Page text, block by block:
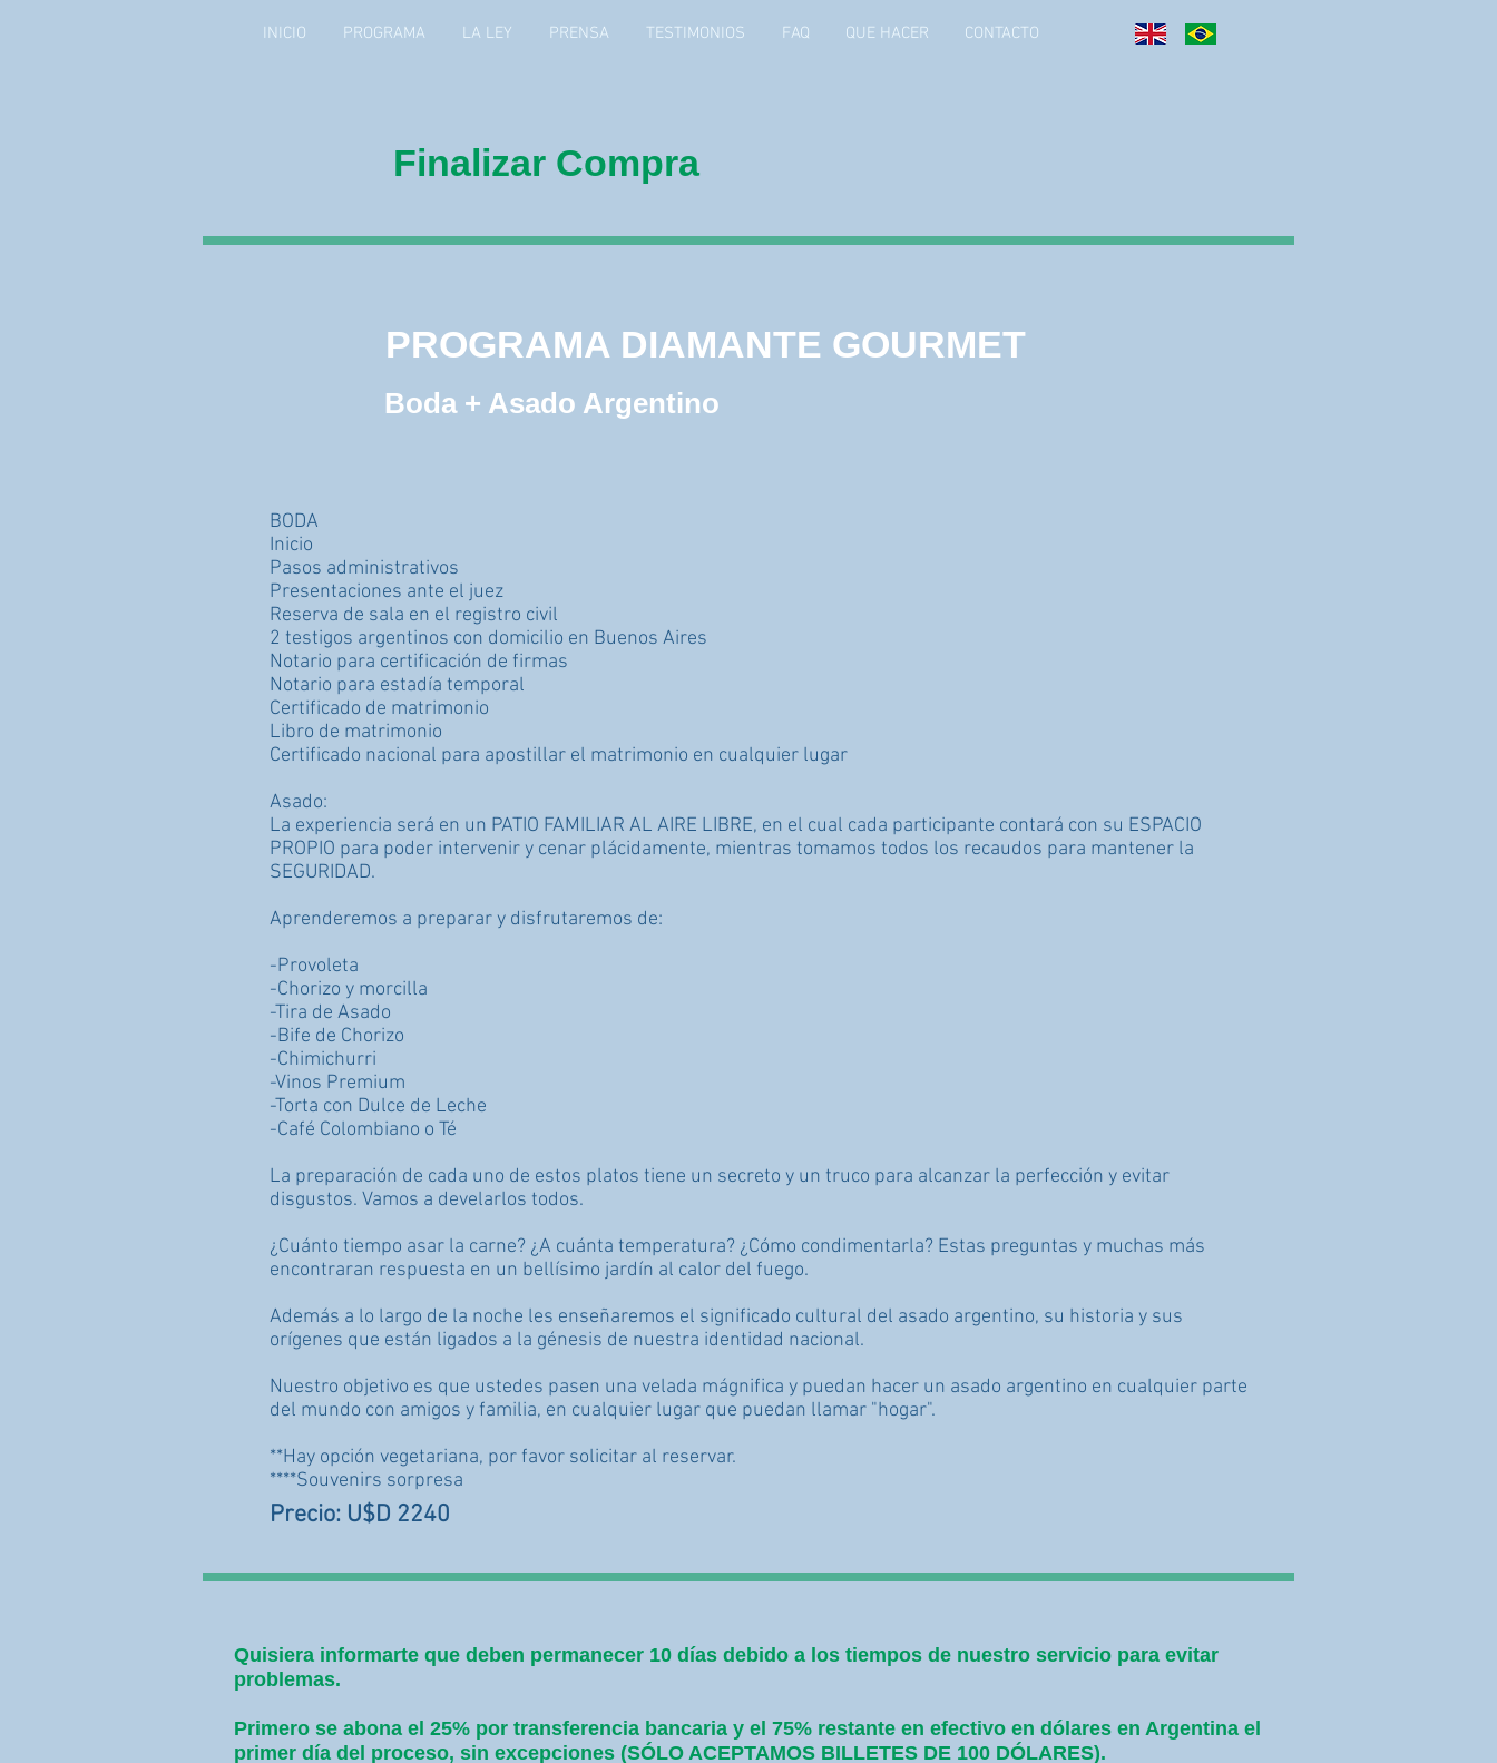
INICIO PROGRAMA LA LEY PRENSA TESTIMONIOS FAQ QUE HACER CONTACTO
PROGRAMA DIAMANTE
GOURMET
Finalizar Compra
PROGRAMA DIAMANTE GOURMET
Boda + Asado Argentino
BODA
Inicio
Pasos administrativos
Presentaciones ante el juez
Reserva de sala en el registro civil
2 testigos argentinos con domicilio en Buenos Aires
Notario para certificación de firmas
Notario para estadía temporal
Certificado de matrimonio
Libro de matrimonio
Certificado nacional para apostillar el matrimonio en cualquier lugar
Asado:
La experiencia será en un PATIO FAMILIAR AL AIRE LIBRE, en el cual cada participante contará con su ESPACIO
PROPIO para poder intervenir y cenar plácidamente, mientras tomamos todos los recaudos para mantener la
SEGURIDAD.
Aprenderemos a preparar y disfrutaremos de:
-Provoleta
-Chorizo y morcilla
-Tira de Asado
-Bife de Chorizo
-Chimichurri
-Vinos Premium
-Torta con Dulce de Leche
-Café Colombiano o Té
La preparación de cada uno de estos platos tiene un secreto y un truco para alcanzar la perfección y evitar
disgustos. Vamos a develarlos todos.
¿Cuánto tiempo asar la carne? ¿A cuánta temperatura? ¿Cómo condimentarla? Estas preguntas y muchas más
encontraran respuesta en un bellísimo jardín al calor del fuego.
Además a lo largo de la noche les enseñaremos el significado cultural del asado argentino, su historia y sus
orígenes que están ligados a la génesis de nuestra identidad nacional.
Nuestro objetivo es que ustedes pasen una velada mágnifica y puedan hacer un asado argentino en cualquier parte
del mundo con amigos y familia, en cualquier lugar que puedan llamar "hogar".
**Hay opción vegetariana, por favor solicitar al reservar.
****Souvenirs sorpresa
Precio: U$D 2240
Quisiera informarte que deben permanecer 10 días debido a los tiempos de nuestro servicio para evitar
problemas.
Primero se abona el 25% por transferencia bancaria y el 75% restante en efectivo en dólares en Argentina el
primer día del proceso, sin excepciones (SÓLO ACEPTAMOS BILLETES DE 100 DÓLARES).